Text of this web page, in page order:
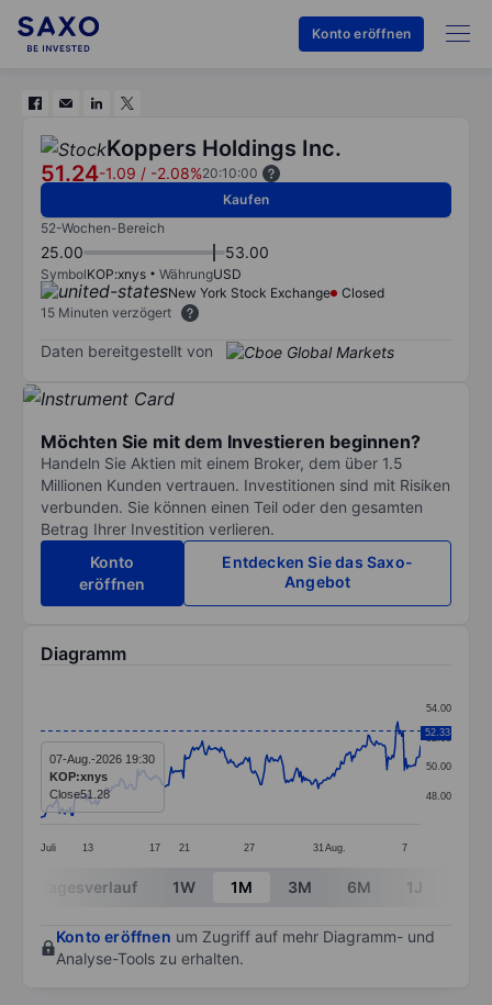
Konto eröffnen
Koppers Holdings Inc.
51.24-1.09 / -2.08%20:10:00
Kaufen
52-Wochen-Bereich
25.00 53.00
SymbolKOP:xnys WährungUSD
New York Stock Exchange
Closed
15 Minuten verzögert
Daten bereitgestellt von
Möchten Sie mit dem Investieren beginnen?
Handeln Sie Aktien mit einem Broker, dem über 1.5
Millionen Kunden vertrauen. Investitionen sind mit Risiken
verbunden. Sie können einen Teil oder den gesamten
Betrag Ihrer Investition verlieren.
Konto
eröffnen
Entdecken Sie das Saxo-
Angebot
Diagramm
Line chart with 283 data points.
The chart has 1 X axis displaying categories.
The chart has 1 Y axis displaying values. Data
Juli 13 17 21 27 31 Aug. 7
48.00
50.00
52.00
54.00
52.33
07-Aug.-2026 19:30
KOP:xnys
Close51.28
End of interactive chart.
Tagesverlauf 1W 1M 3M 6M 1J
Konto eröffnen um Zugriff auf mehr Diagramm- und
Analyse-Tools zu erhalten.